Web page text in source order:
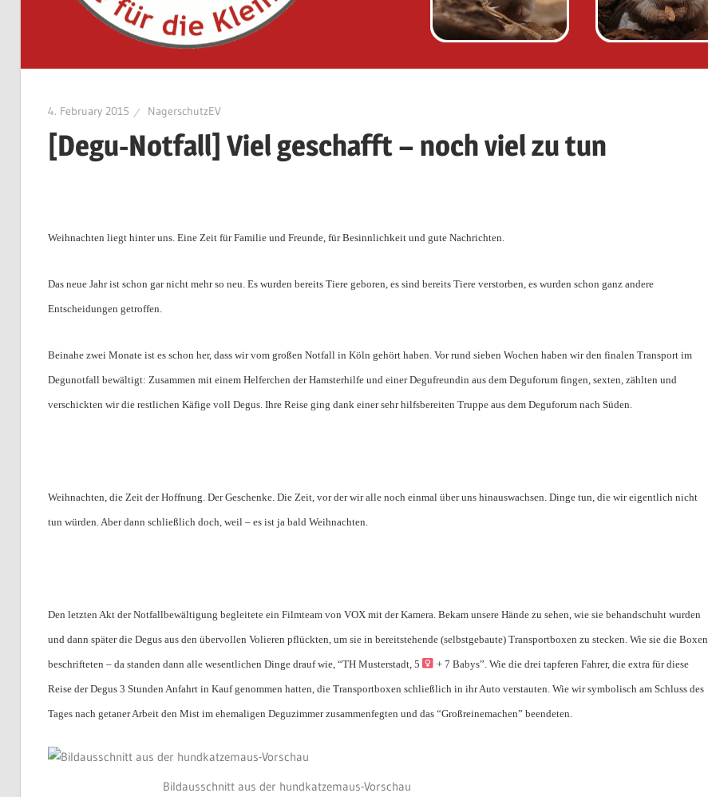
4. February 2015 NagerschutzEV
[Degu-Notfall] Viel geschafft – noch viel zu tun
Weihnachten liegt hinter uns. Eine Zeit für Familie und Freunde, für Besinnlichkeit und gute Nachrichten.
Das neue Jahr ist schon gar nicht mehr so neu. Es wurden bereits Tiere geboren, es sind bereits Tiere verstorben, es wurden schon ganz andere
Entscheidungen getroffen.
Beinahe zwei Monate ist es schon her, dass wir vom großen Notfall in Köln gehört haben. Vor rund sieben Wochen haben wir den finalen Transport im
Degunotfall bewältigt: Zusammen mit einem Helferchen der Hamsterhilfe und einer Degufreundin aus dem Deguforum fingen, sexten, zählten und
verschickten wir die restlichen Käfige voll Degus. Ihre Reise ging dank einer sehr hilfsbereiten Truppe aus dem Deguforum nach Süden.
Weihnachten, die Zeit der Hoffnung. Der Geschenke. Die Zeit, vor der wir alle noch einmal über uns hinauswachsen. Dinge tun, die wir eigentlich nicht
tun würden. Aber dann schließlich doch, weil – es ist ja bald Weihnachten.
Den letzten Akt der Notfallbewältigung begleitete ein Filmteam von VOX mit der Kamera. Bekam unsere Hände zu sehen, wie sie behandschuht wurden
und dann später die Degus aus den übervollen Volieren pflückten, um sie in bereitstehende (selbstgebaute) Transportboxen zu stecken. Wie sie die Boxen
beschrifteten – da standen dann alle wesentlichen Dinge drauf wie, “TH Musterstadt, 5 + 7 Babys”. Wie die drei tapferen Fahrer, die extra für diese
Reise der Degus 3 Stunden Anfahrt in Kauf genommen hatten, die Transportboxen schließlich in ihr Auto verstauten. Wie wir symbolisch am Schluss des
Tages nach getaner Arbeit den Mist im ehemaligen Deguzimmer zusammenfegten und das “Großreinemachen” beendeten.
Bildausschnitt aus der hundkatzemaus-Vorschau